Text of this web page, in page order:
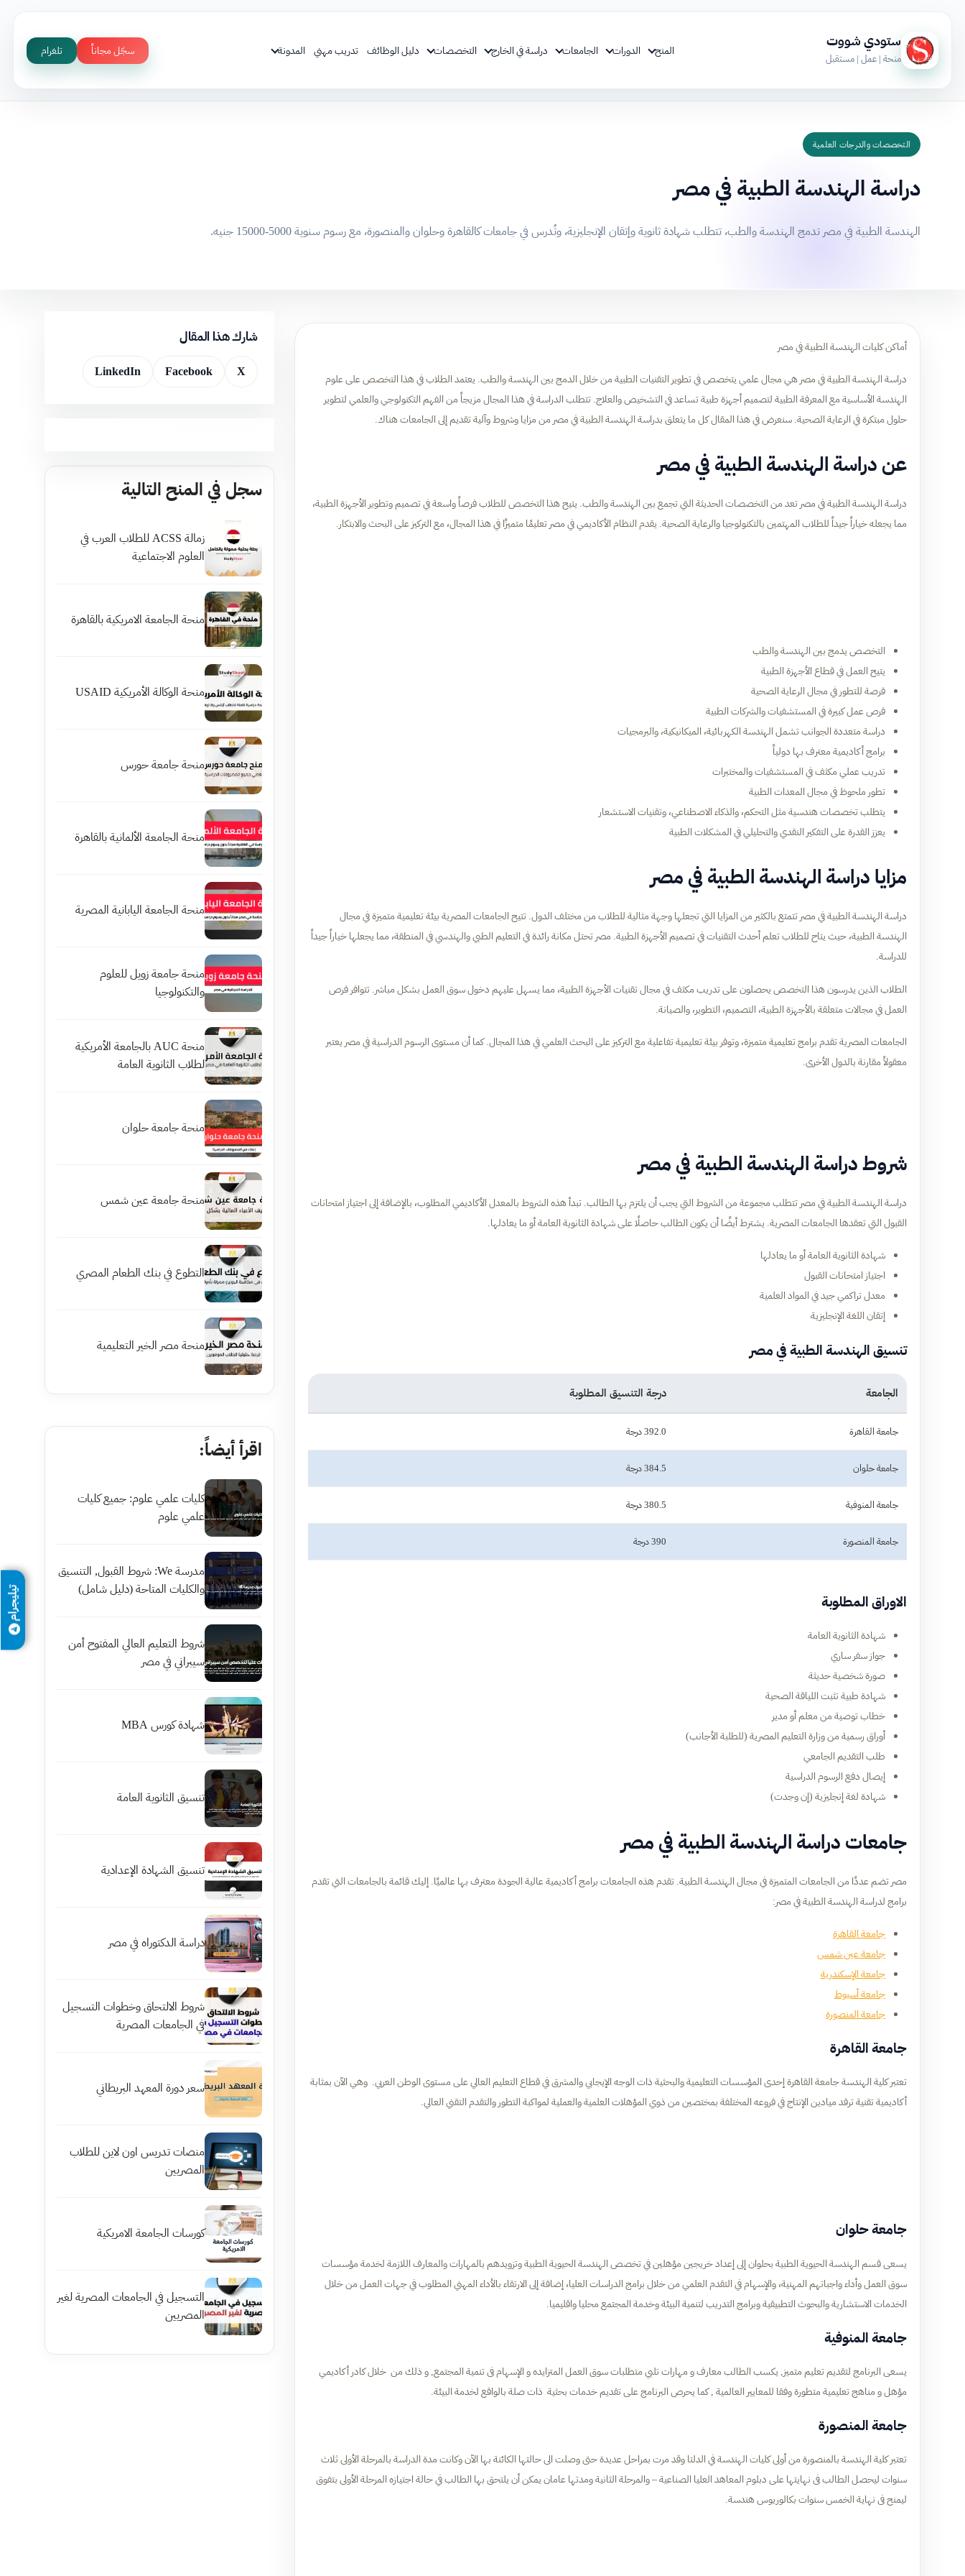
ستودي شووت
منحة | عمل | مستقبل
المنح الدورات الجامعات دراسة في الخارج التخصصات دليل الوظائف تدريب مهني المدونة سجّل مجاناً تلغرام
التخصصات والدرجات العلمية
دراسة الهندسة الطبية في مصر
الهندسة الطبية في مصر تدمج الهندسة والطب، تتطلب شهادة ثانوية وإتقان الإنجليزية، وتُدرس في جامعات كالقاهرة وحلوان والمنصورة، مع رسوم سنوية 5000-15000 جنيه.
أماكن كليات الهندسة الطبية في مصر
دراسة الهندسة الطبية في مصر هي مجال علمي يتخصص في تطوير التقنيات الطبية من خلال الدمج بين الهندسة والطب. يعتمد الطلاب في هذا التخصص على علوم
الهندسة الأساسية مع المعرفة الطبية لتصميم أجهزة طبية تساعد في التشخيص والعلاج. تتطلب الدراسة في هذا المجال مزيجاً من الفهم التكنولوجي والعلمي لتطوير
حلول مبتكرة في الرعاية الصحية. سنعرض في هذا المقال كل ما يتعلق بدراسة الهندسة الطبية في مصر من مزايا وشروط وآلية تقديم إلى الجامعات هناك.
عن دراسة الهندسة الطبية في مصر
دراسة الهندسة الطبية في مصر تعد من التخصصات الحديثة التي تجمع بين الهندسة والطب. يتيح هذا التخصص للطلاب فرصاً واسعة في تصميم وتطوير الأجهزة الطبية،
مما يجعله خياراً جيداً للطلاب المهتمين بالتكنولوجيا والرعاية الصحية. يقدم النظام الأكاديمي في مصر تعليمًا متميزًا في هذا المجال، مع التركيز على البحث والابتكار.
التخصص يدمج بين الهندسة والطب
يتيح العمل في قطاع الأجهزة الطبية
فرصة للتطور في مجال الرعاية الصحية
فرص عمل كبيرة في المستشفيات والشركات الطبية
دراسة متعددة الجوانب تشمل الهندسة الكهربائية، الميكانيكية، والبرمجيات
برامج أكاديمية معترف بها دولياً
تدريب عملي مكثف في المستشفيات والمختبرات
تطور ملحوظ في مجال المعدات الطبية
يتطلب تخصصات هندسية مثل التحكم، والذكاء الاصطناعي، وتقنيات الاستشعار
يعزز القدرة على التفكير النقدي والتحليلي في المشكلات الطبية
مزايا دراسة الهندسة الطبية في مصر
دراسة الهندسة الطبية في مصر تتمتع بالكثير من المزايا التي تجعلها وجهة مثالية للطلاب من مختلف الدول. تتيح الجامعات المصرية بيئة تعليمية متميزة في مجال
الهندسة الطبية، حيث يتاح للطلاب تعلم أحدث التقنيات في تصميم الأجهزة الطبية. مصر تحتل مكانة رائدة في التعليم الطبي والهندسي في المنطقة، مما يجعلها خياراً جيداً
للدراسة.
الطلاب الذين يدرسون هذا التخصص يحصلون على تدريب مكثف في مجال تقنيات الأجهزة الطبية، مما يسهل عليهم دخول سوق العمل بشكل مباشر. تتوافر فرص
العمل في مجالات متعلقة بالأجهزة الطبية، التصميم، التطوير، والصيانة.
الجامعات المصرية تقدم برامج تعليمية متميزة، وتوفر بيئة تعليمية تفاعلية مع التركيز على البحث العلمي في هذا المجال. كما أن مستوى الرسوم الدراسية في مصر يعتبر
معقولاً مقارنة بالدول الأخرى.
شروط دراسة الهندسة الطبية في مصر
دراسة الهندسة الطبية في مصر تتطلب مجموعة من الشروط التي يجب أن يلتزم بها الطالب. تبدأ هذه الشروط بالمعدل الأكاديمي المطلوب، بالإضافة إلى اجتياز امتحانات
القبول التي تعقدها الجامعات المصرية. يشترط أيضًا أن يكون الطالب حاصلًا على شهادة الثانوية العامة أو ما يعادلها.
شهادة الثانوية العامة أو ما يعادلها
اجتياز امتحانات القبول
معدل تراكمي جيد في المواد العلمية
إتقان اللغة الإنجليزية
تنسيق الهندسة الطبية في مصر
الجامعة درجة التنسيق المطلوبة
جامعة القاهرة 392.0 درجة
جامعة حلوان 384.5 درجة
جامعة المنوفية 380.5 درجة
جامعة المنصورة 390 درجة
الاوراق المطلوبة
شهادة الثانوية العامة
جواز سفر ساري
صورة شخصية حديثة
شهادة طبية تثبت اللياقة الصحية
خطاب توصية من معلم أو مدير
أوراق رسمية من وزارة التعليم المصرية (للطلبة الأجانب)
طلب التقديم الجامعي
إيصال دفع الرسوم الدراسية
شهادة لغة إنجليزية (إن وجدت)
جامعات دراسة الهندسة الطبية في مصر
مصر تضم عددًا من الجامعات المتميزة في مجال الهندسة الطبية. تقدم هذه الجامعات برامج أكاديمية عالية الجودة معترف بها عالميًا. إليك قائمة بالجامعات التي تقدم
برامج لدراسة الهندسة الطبية في مصر:
جامعة القاهرة
جامعة عين شمس
جامعة الإسكندرية
جامعة أسيوط
جامعة المنصورة
جامعة القاهرة
تعتبر كلية الهندسة جامعة القاهرة إحدى المؤسسات التعليمية والبحثية ذات الوجه الإيجابي والمشرق في قطاع التعليم العالي على مستوى الوطن العربي. وهي الآن بمثابة
أكاديمية تقنية ترفد ميادين الإنتاج في فروعه المختلفة بمختصين من ذوي المؤهلات العلمية والعملية لمواكبة التطور والتقدم التقني العالي.
جامعة حلوان
يسعى قسم الهندسة الحيوية الطبية بحلوان إلى إعداد خريجين مؤهلين في تخصص الهندسة الحيوية الطبية وتزويدهم بالمهارات والمعارف اللازمة لخدمة مؤسسات
سوق العمل وأداء واجباتهم المهنية، والإسهام في التقدم العلمي من خلال برامج الدراسات العليا، إضافة إلى الارتقاء بالأداء المهني المطلوب في جهات العمل من خلال
الخدمات الاستشارية والبحوث التطبيقية وبرامج التدريب لتنمية البيئة وخدمة المجتمع محليا واقليميا.
جامعة المنوفية
يسعى البرنامج لتقديم تعليم متميز, يكسب الطالب معارف و مهارات تلبي متطلبات سوق العمل المتزايده و الإسهام فى تنمية المجتمع, و ذلك من خلال كادر أكاديمي
مؤهل و مناهج تعليمية متطورة وفقا للمعايير العالمية , كما يحرص البرنامج على تقديم خدمات بحثية ذات صلة بالواقع لخدمة البيئة.
جامعة المنصورة
تعتبر كلية الهندسة بالمنصورة من أولى كليات الهندسة في الدلتا وقد مرت بمراحل عديدة حتى وصلت الى حالتها الكائنة بها الآن وكانت مدة الدراسة بالمرحلة الأولى ثلاث
سنوات ليحصل الطالب فى نهايتها على دبلوم المعاهد العليا الصناعية – والمرحلة الثانية ومدتها عامان يمكن أن يلتحق بها الطالب في حالة اجتيازه المرحلة الأولى بتفوق
ليمنح فى نهاية الخمس سنوات بكالوريوس هندسة.
شارك هذا المقال
X
Facebook
LinkedIn
سجل في المنح التالية
زمالة ACSS للطلاب العرب في
العلوم الاجتماعية
منحة الجامعة الامريكية بالقاهرة
منحة الوكالة الأمريكية USAID
منحة جامعة حورس
منحة الجامعة الألمانية بالقاهرة
منحة الجامعة اليابانية المصرية
منحة جامعة زويل للعلوم
والتكنولوجيا
منحة AUC بالجامعة الأمريكية
لطلاب الثانوية العامة
منحة جامعة حلوان
منحة جامعة عين شمس
التطوع في بنك الطعام المصري
منحة مصر الخير التعليمية
اقرأ أيضاً:
كليات علمي علوم: جميع كليات
علمي علوم
مدرسة We: شروط القبول, التنسيق
والكليات المتاحة (دليل شامل)
شروط التعليم العالي المفتوح أمن
سيبراني في مصر
شهادة كورس MBA
تنسيق الثانوية العامة
تنسيق الشهادة الإعدادية
دراسة الدكتوراه في مصر
شروط الالتحاق وخطوات التسجيل
في الجامعات المصرية
سعر دورة المعهد البريطاني
منصات تدريس اون لاين للطلاب
المصريين
كورسات الجامعة الامريكية
التسجيل في الجامعات المصرية لغير
المصريين
تيليجرام